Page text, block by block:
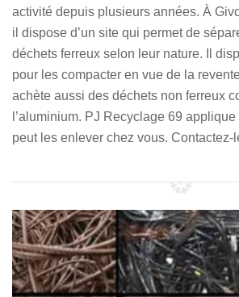
activité depuis plusieurs années. À
il dispose d’un site qui permet de
déchets ferreux selon leur nature. Il
pour les compacter en vue de la
achète aussi des déchets non ferreux
l’aluminium. PJ Recyclage 69 applique
peut les enlever chez vous. Contactez-